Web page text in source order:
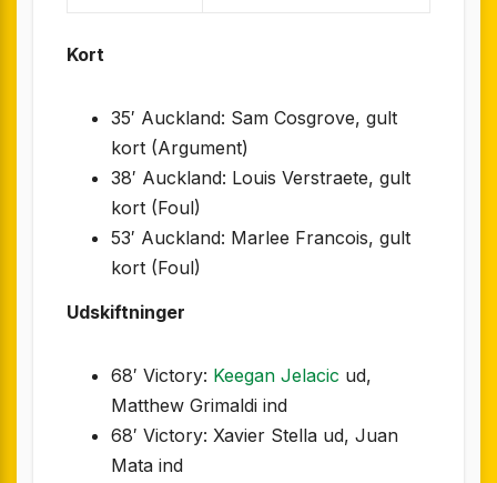
Kort
35′ Auckland: Sam Cosgrove, gult
kort (Argument)
38′ Auckland: Louis Verstraete, gult
kort (Foul)
53′ Auckland: Marlee Francois, gult
kort (Foul)
Udskiftninger
68′ Victory: Keegan Jelacic ud,
Matthew Grimaldi ind
68′ Victory: Xavier Stella ud, Juan
Mata ind